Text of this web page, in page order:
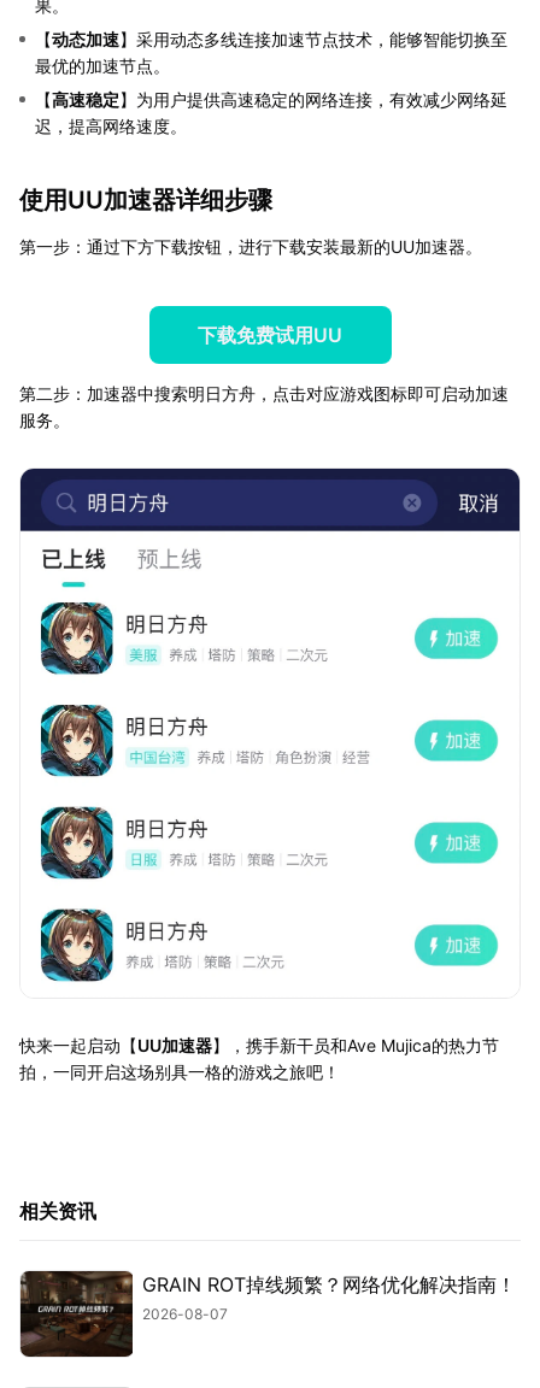
果。
【动态加速】采用动态多线连接加速节点技术，能够智能切换至
最优的加速节点。
【高速稳定】为用户提供高速稳定的网络连接，有效减少网络延
迟，提高网络速度。
使用UU加速器详细步骤
第一步：通过下方下载按钮，进行下载安装最新的UU加速器。
下载免费试用UU
第二步：加速器中搜索明日方舟，点击对应游戏图标即可启动加速
服务。
快来一起启动【UU加速器】，携手新干员和Ave Mujica的热力节
拍，一同开启这场别具一格的游戏之旅吧！
相关资讯
GRAIN ROT掉线频繁？网络优化解决指南！
2026-08-07